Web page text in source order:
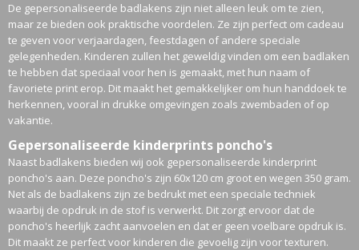
De gepersonaliseerde badlakens zijn niet alleen leuk om te zien,
maar ze bieden ook praktische voordelen. Ze zijn perfect om cadeau
te geven voor verjaardagen, feestdagen of andere speciale
gelegenheden. Kinderen zullen het geweldig vinden om een badlaken
te hebben dat speciaal voor hen is gemaakt, met hun naam of
favoriete print erop. Dit maakt het gemakkelijker om hun handdoek te
herkennen, vooral in drukke omgevingen zoals zwembaden of op
vakantie.
Gepersonaliseerde kinderprints poncho's
Naast badlakens bieden wij ook gepersonaliseerde kinderprint
poncho's aan. Deze poncho's zijn 60x120 cm groot en wegen 350 gram.
Net als de badlakens zijn ze bedrukt met een speciale techniek
waarbij de opdruk in de stof is verwerkt. Dit zorgt ervoor dat de
poncho's heerlijk zacht aanvoelen en dat er geen voelbare opdruk is.
Dit maakt ze perfect voor kinderen die gevoelig zijn voor texturen.